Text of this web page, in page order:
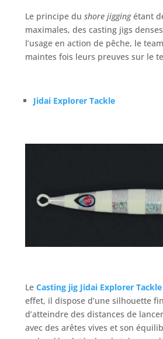
Le principe du shore jiggingétant
maximales, des casting jigs
l’usage en action de pêche, le
maintes fois leurs preuves sur le
Jidai Explorer Tackle
Le Casting jig Jidai Explorer Tackle
effet, il dispose d’une silhouette
d’atteindre des distances de
avec des arêtes vives et son